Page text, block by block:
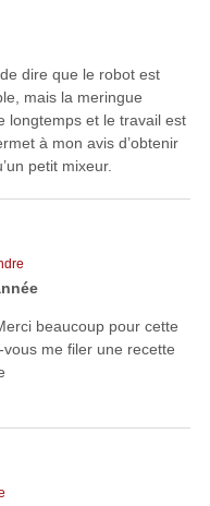
dire que le robot est
mais la meringue
longtemps et le travail est
à mon avis d’obtenir
petit mixeur.
beaucoup pour cette
me filer une recette